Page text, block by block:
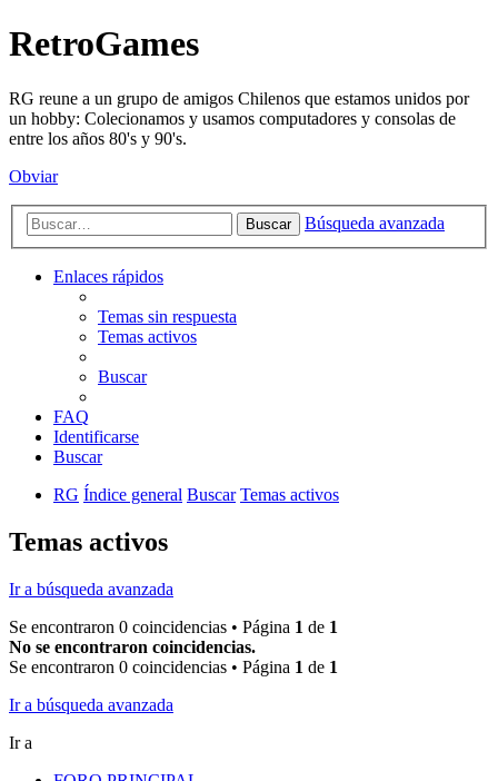
RetroGames
RG reune a un grupo de amigos Chilenos que estamos unidos por
un hobby: Colecionamos y usamos computadores y consolas de
entre los años 80's y 90's.
Obviar
Buscar Búsqueda avanzada
Enlaces rápidos
Temas sin respuesta
Temas activos
Buscar
FAQ
Identificarse
Buscar
RG Índice general Buscar Temas activos
Temas activos
Ir a búsqueda avanzada
Se encontraron 0 coincidencias • Página 1 de 1
No se encontraron coincidencias.
Se encontraron 0 coincidencias • Página 1 de 1
Ir a búsqueda avanzada
Ir a